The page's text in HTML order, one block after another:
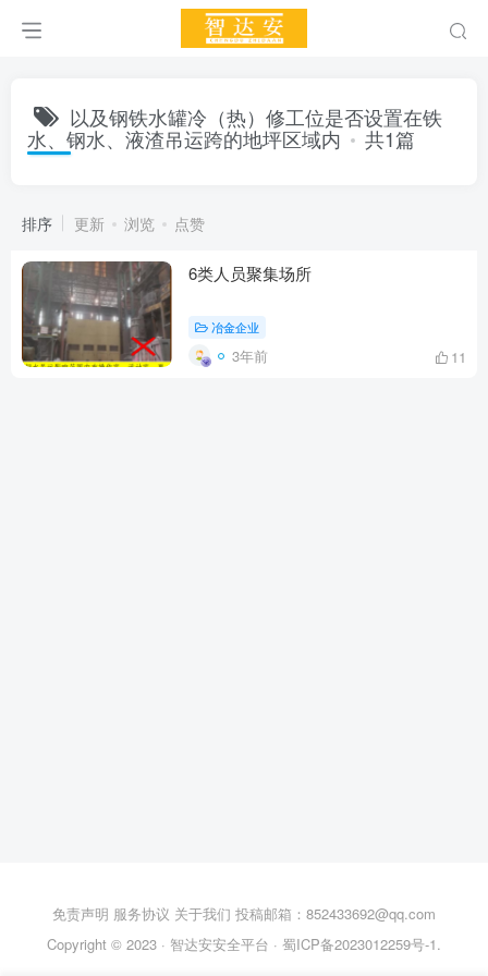
以及钢铁水罐冷（热）修工位是否设置在铁
水、钢水、液渣吊运跨的地坪区域内 共1篇
排序 更新 浏览 点赞
6类人员聚集场所
冶金企业
3年前 11
免责声明 服务协议 关于我们 投稿邮箱：852433692@qq.com
Copyright © 2023 · 智达安安全平台 · 蜀ICP备2023012259号-1.